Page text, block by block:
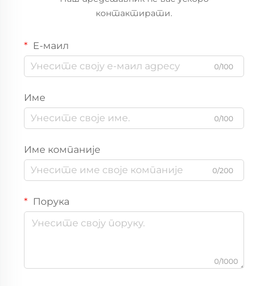
контактирати.
Е-маил
0/100
Име
0/100
Име компаније
0/200
Порука
0/1000